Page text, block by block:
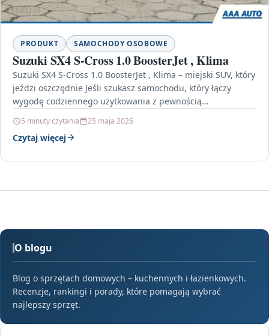
PRODUKT SAMOCHODY OSOBOWE
Suzuki SX4 S-Cross 1.0 BoosterJet , Klima
Suzuki SX4 S-Cross 1.0 BoosterJet , Klima – miejski SUV, który
jeździ oszczędnie Jeśli szukasz samochodu, który łączy
wygodę codziennego użytkowania z pewnością
5 minuty czytania 25 maja 2026
Czytaj więcej
O blogu
Blog o sprzętach domowych – kuchennych i łazienkowych.
Recenzje, rankingi i porady, które pomagają wybrać
najlepszy sprzęt.